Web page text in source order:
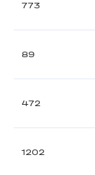
773
89
472
1202